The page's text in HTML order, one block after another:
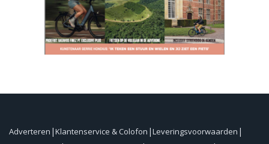
Adverteren Klantenservice & Colofon Leveringsvoorwaarden